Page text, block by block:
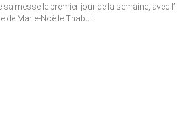
sa messe le premier jour de la semaine, avec
de Marie-Noëlle Thabut.